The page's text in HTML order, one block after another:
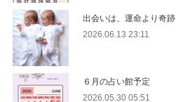
出会いは、運命より奇跡
2026.06.13 23:11
６月の占い館予定
2026.05.30 05:51